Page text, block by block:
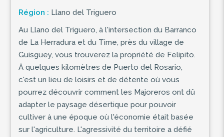
Région : Llano del Triguero
Au Llano del Triguero, à l'intersection du Barranco
de La Herradura et du Time, près du village de
Guisguey, vous trouverez la propriété de Felipito.
À quelques kilomètres de Puerto del Rosario,
c'est un lieu de loisirs et de détente où vous
pourrez découvrir comment les Majoreros ont dû
adapter le paysage désertique pour pouvoir
cultiver à une époque où l'économie était basée
sur l'agriculture. L'agressivité du territoire a défié